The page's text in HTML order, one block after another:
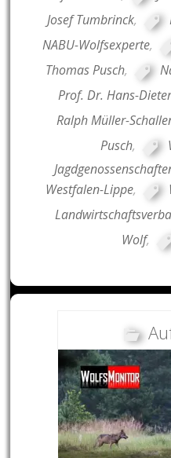
Josef Tumbrinck,
NABU-Wolfsexperte,
Thomas Pusch,
Prof. Dr. Hans-
Ralph Müller-
Pusch,
Westfalen-Lippe,
Wolf,